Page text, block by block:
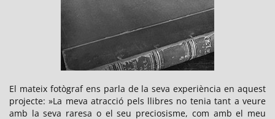
El mateix fotògraf ens parla de la seva experiència en aquest
projecte: »La meva atracció pels llibres no tenia tant a veure
amb la seva raresa o el seu preciosisme, com amb el meu